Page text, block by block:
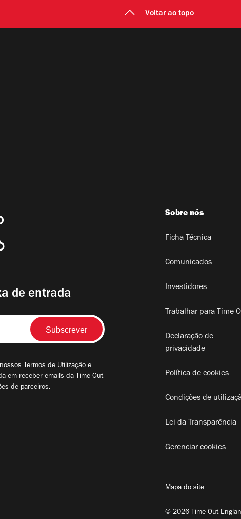
Voltar ao topo
de entrada
Termos de Utilização e
em receber emails da Time Out
de parceiros.
Sobre nós
Ficha Técnica
Comunicados
Investidores
Trabalhar para Time
Declaração de
privacidade
Política de cookies
Condições de
Lei da Transparência
Gerenciar cookies
Mapa do site
© 2026 Time Out